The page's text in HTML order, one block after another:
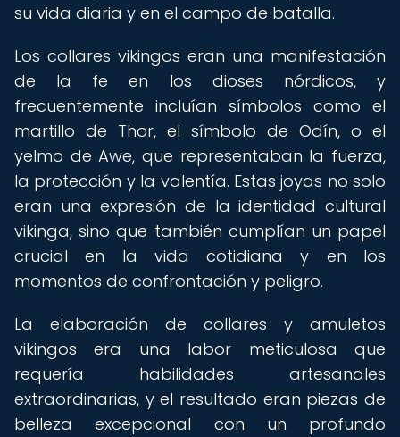
su vida diaria y en el campo de batalla.
Los collares vikingos eran una manifestación
de la fe en los dioses nórdicos, y
frecuentemente incluían símbolos como el
martillo de Thor, el símbolo de Odín, o el
yelmo de Awe, que representaban la fuerza,
la protección y la valentía. Estas joyas no solo
eran una expresión de la identidad cultural
vikinga, sino que también cumplían un papel
crucial en la vida cotidiana y en los
momentos de confrontación y peligro.
La elaboración de collares y amuletos
vikingos era una labor meticulosa que
requería habilidades artesanales
extraordinarias, y el resultado eran piezas de
belleza excepcional con un profundo